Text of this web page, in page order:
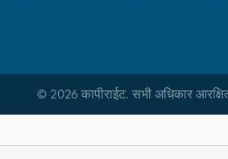
© 2026 कापीराईट. सभी अधिकार